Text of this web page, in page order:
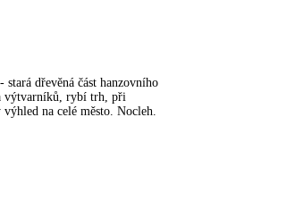
dřevěná část hanzovního
výtvarníků, rybí trh, při
na celé město. Nocleh.